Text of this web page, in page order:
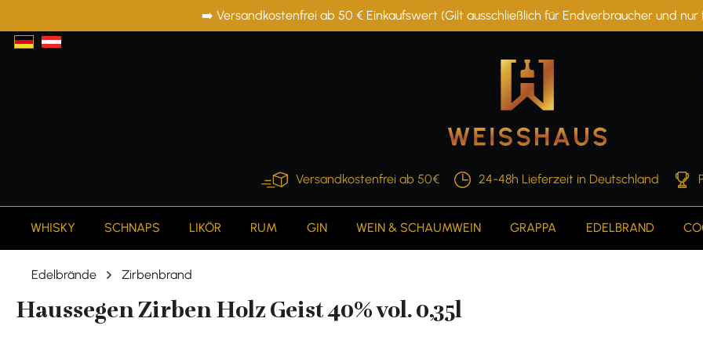
Zur Hauptnavigation springen➡️ Versandkostenfrei ab 50 € Einkaufswert (Gilt ausschließlich für Endverbraucher und
Versandkostenfrei ab 50€ 24-48h Lieferzeit in Deutschland
WHISKY SCHNAPS LIKÖR RUM GIN WEIN & SCHAUMWEIN GRAPPA EDELBRAND
Edelbrände Zirbenbrand
Haussegen Zirben Holz Geist 40% vol. 0,35l